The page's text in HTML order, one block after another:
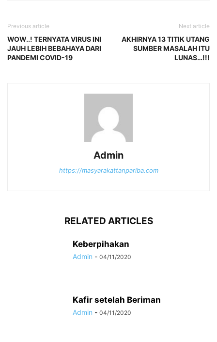
Previous article
WOW..! TERNYATA VIRUS INI
JAUH LEBIH BEBAHAYA DARI
PANDEMI COVID-19
Next article
AKHIRNYA 13 TITIK UTANG
SUMBER MASALAH ITU
LUNAS…!!!
Admin
https://masyarakattanpariba.com
RELATED ARTICLES
Keberpihakan
Admin - 04/11/2020
Kafir setelah Beriman
Admin - 04/11/2020